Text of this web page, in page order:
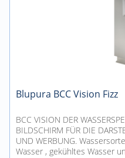
Blupura BCC Vision Fizz
BCC VISION DER
BILDSCHIRM FÜR DIE
UND WERBUNG.
Wasser , gekühltes Wasser